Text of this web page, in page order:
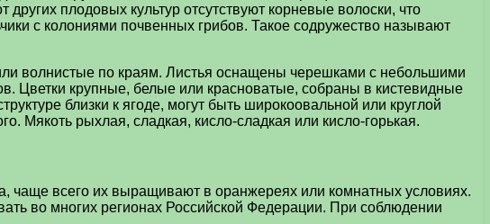
плодовых культур отсутствуют корневые волоски, что
с колониями почвенных грибов. Такое содружество называют
волнистые по краям. Листья оснащены черешками с небольшими
Цветки крупные, белые или красноватые, собраны в кистевидные
близки к ягоде, могут быть широкоовальной или круглой
Мякоть рыхлая, сладкая, кисло-сладкая или кисло-горькая.
чаще всего их выращивают в оранжереях или комнатных условиях.
во многих регионах Российской Федерации. При соблюдении